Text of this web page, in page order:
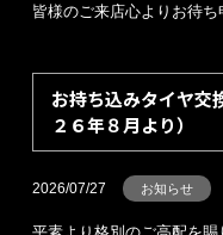
皆様のご来店心よりお待ち
お持ち込みタイヤ
２６年８月より）
2026/07/27 お知らせ